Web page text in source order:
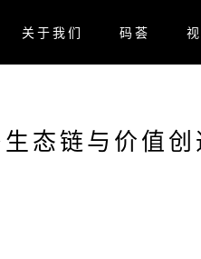
关于我们 码荟
态链与价值